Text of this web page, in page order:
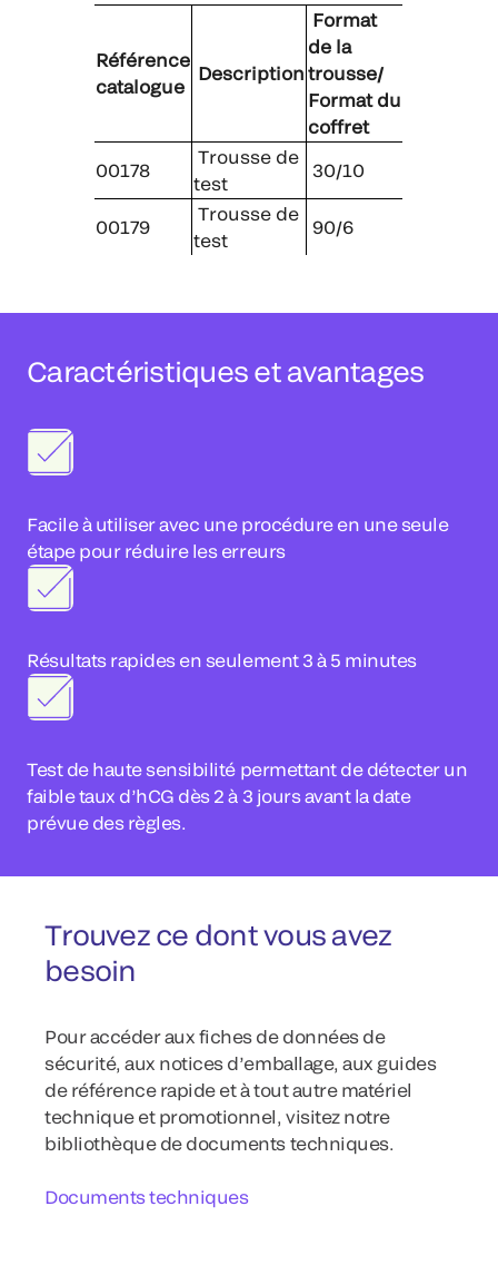
Référence
catalogue
Description
Format
de la
trousse/
Format du
coffret
00178
Trousse de
test
30/10
00179
Trousse de
test
90/6
Caractéristiques et avantages
Facile à utiliser avec une procédure en une seule
étape pour réduire les erreurs
Résultats rapides en seulement 3 à 5 minutes
Test de haute sensibilité permettant de détecter un
faible taux d’hCG dès 2 à 3 jours avant la date
prévue des règles.
Trouvez ce dont vous avez
besoin
Pour accéder aux fiches de données de
sécurité, aux notices d’emballage, aux guides
de référence rapide et à tout autre matériel
technique et promotionnel, visitez notre
bibliothèque de documents techniques.
Documents techniques